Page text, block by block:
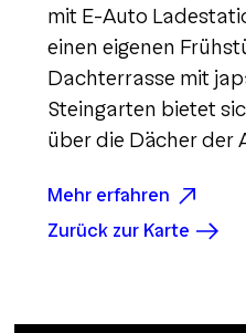
mit E-Auto
einen eigenen
Dachterrasse mit
Steingarten bietet
über die Dächer der
Mehr erfahren
Zurück zur Karte